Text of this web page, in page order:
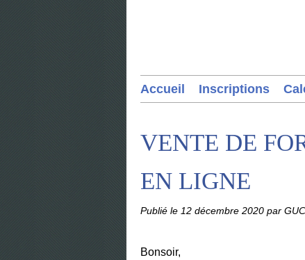
Accueil Inscriptions
VENTE DE
EN LIGNE
Publié le 12 décembre 2020 par
Bonsoir,